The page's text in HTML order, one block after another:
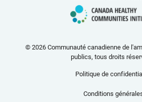
© 2026 Communauté canadienne de
publics, tous droits
Politique de
Conditions